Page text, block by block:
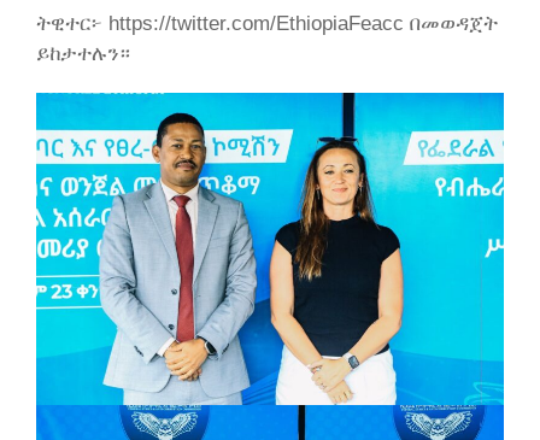
ትዊተር፦ https://twitter.com/EthiopiaFeacc በመወዳጀት
ይከታተሉን።